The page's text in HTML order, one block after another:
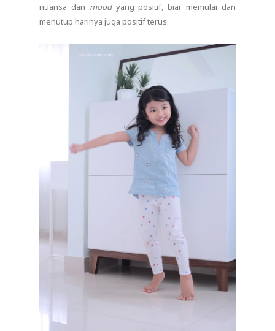
nuansa dan moodyang positif, biar memulai dan
menutup harinya juga positif terus.